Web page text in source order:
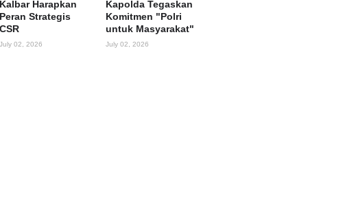
Kalbar Harapkan
Peran Strategis
CSR
July 02, 2026
Kapolda Tegaskan
Komitmen "Polri
untuk Masyarakat"
July 02, 2026